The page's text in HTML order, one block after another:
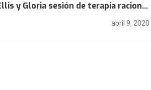
y Gloria sesión de terapia racional
emotiva
abril 9, 2020